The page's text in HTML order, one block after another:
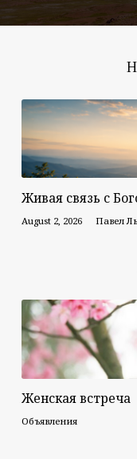
Живая связь с
August 2, 2026 Павел
Женская встреча
Объявления